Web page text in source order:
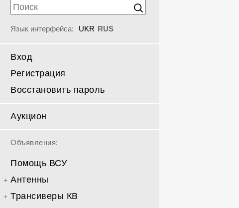
Язык интерфейса: UKR RUS
Вход
Регистрация
Восстановить пароль
Аукцион
Объявления:
Помощь ВСУ
Антенны
Направленные КВ
Трансиверы КВ